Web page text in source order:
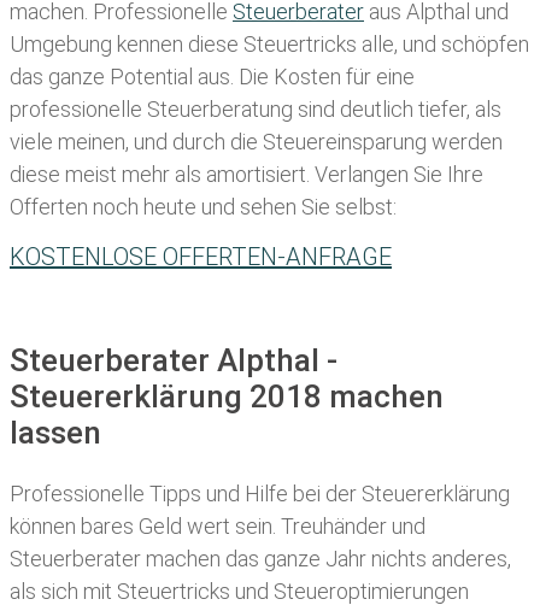
machen. Professionelle Steuerberater aus Alpthal und
Umgebung kennen diese Steuertricks alle, und schöpfen
das ganze Potential aus. Die Kosten für eine
professionelle Steuerberatung sind deutlich tiefer, als
viele meinen, und durch die Steuereinsparung werden
diese meist mehr als amortisiert. Verlangen Sie Ihre
Offerten noch heute und sehen Sie selbst:
KOSTENLOSE OFFERTEN-ANFRAGE
Steuerberater Alpthal -
Steuererklärung 2018 machen
lassen
Professionelle Tipps und Hilfe bei der Steuererklärung
können bares Geld wert sein. Treuhänder und
Steuerberater machen das ganze Jahr nichts anderes,
als sich mit Steuertricks und Steueroptimierungen